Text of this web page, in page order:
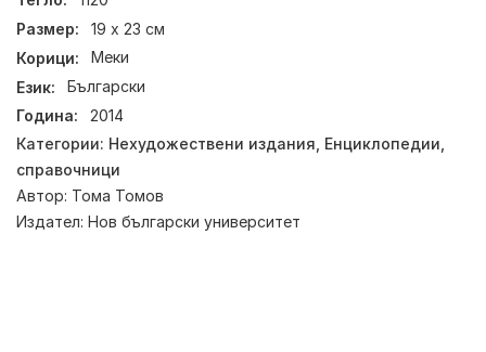
Размер:
19 х 23 см
Корици:
Меки
Език:
Български
Година:
2014
Категории: Нехудожествени издания Енциклопедии,
справочници
Автор: Тома Томов
Издател: Нов български университет